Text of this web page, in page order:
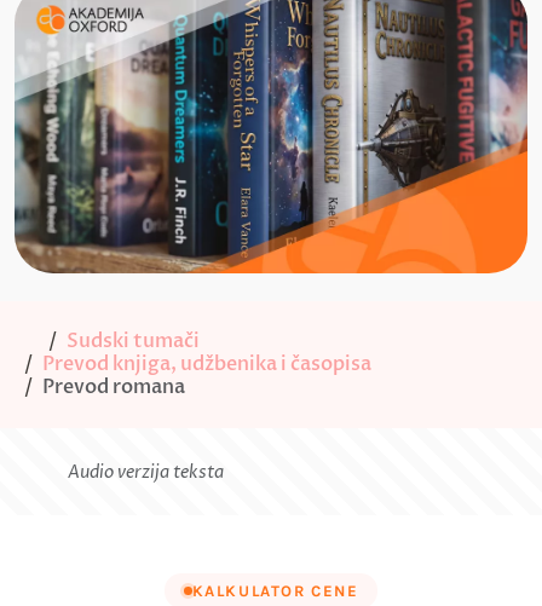
Sudski tumači
Prevod knjiga, udžbenika i časopisa
Prevod romana
Audio verzija teksta
KALKULATOR CENE